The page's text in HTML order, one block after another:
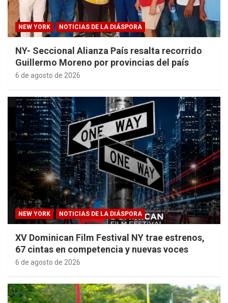
NEW YORK NOTICIAS DE LA DIÁSPORA
NY- Seccional Alianza País resalta recorrido
Guillermo Moreno por provincias del país
6 de agosto de 2026
NEW YORK NOTICIAS DE LA DIÁSPORA
XV Dominican Film Festival NY trae estrenos,
67 cintas en competencia y nuevas voces
6 de agosto de 2026